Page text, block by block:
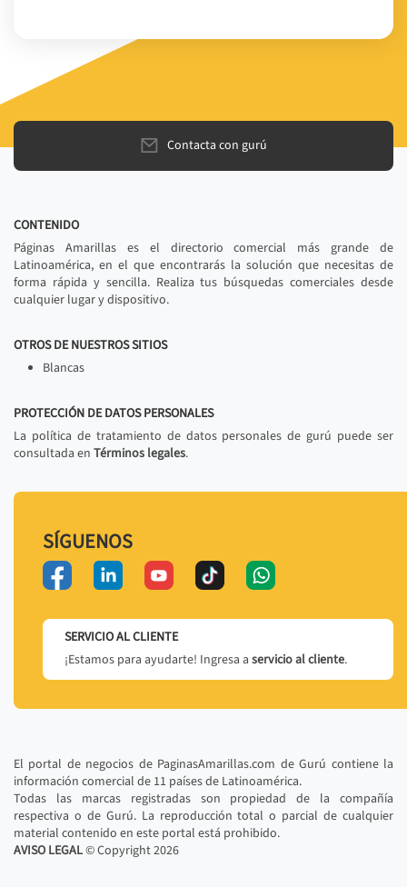
Contacta con gurú
CONTENIDO
Páginas Amarillas es el directorio comercial más grande de
Latinoamérica, en el que encontrarás la solución que necesitas de
forma rápida y sencilla. Realiza tus búsquedas comerciales desde
cualquier lugar y dispositivo.
OTROS DE NUESTROS SITIOS
Blancas
PROTECCIÓN DE DATOS PERSONALES
La política de tratamiento de datos personales de gurú puede ser
consultada en Términos legales.
SÍGUENOS
SERVICIO AL CLIENTE
¡Estamos para ayudarte! Ingresa a servicio al cliente.
El portal de negocios de PaginasAmarillas.com de Gurú contiene la
información comercial de 11 países de Latinoamérica.
Todas las marcas registradas son propiedad de la compañía
respectiva o de Gurú. La reproducción total o parcial de cualquier
material contenido en este portal está prohibido.
AVISO LEGAL© Copyright2026